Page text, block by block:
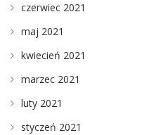
czerwiec 2021
maj 2021
kwiecień 2021
marzec 2021
luty 2021
styczeń 2021